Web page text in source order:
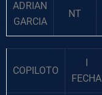
ADRIAN
GARCIA
NT
COPILOTO
I
FECHA